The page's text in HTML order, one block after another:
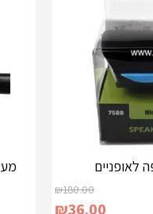
לאופניים
₪180.00
₪36.00